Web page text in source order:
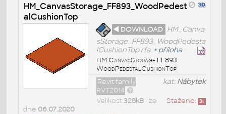
HM_CanvasStorage_FF893_WoodPedest
alCushionTop
◄ DOWNLOAD HM_Canva
sStorage_FF893_WoodPedesta
lCushionTop.rfa + příloha
HM CanvasStorage FF893
WoodPedestalCushionTop
kat:Nábytek
Revit family
RVT2014
Staženo: 3x
Velikost328kB• ze
dne 06.07.2020